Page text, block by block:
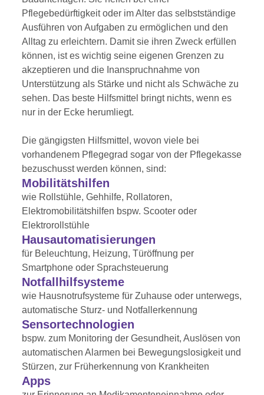
Pflegebedürftigkeit oder im Alter das selbstständige
Ausführen von Aufgaben zu ermöglichen und den
Alltag zu erleichtern. Damit sie ihren Zweck erfüllen
können, ist es wichtig seine eigenen Grenzen zu
akzeptieren und die Inanspruchnahme von
Unterstützung als Stärke und nicht als Schwäche zu
sehen. Das beste Hilfsmittel bringt nichts, wenn es
nur in der Ecke herumliegt.
Die gängigsten Hilfsmittel, wovon viele bei
vorhandenem Pflegegrad sogar von der Pflegekasse
bezuschusst werden können, sind:
Mobilitätshilfen
wie Rollstühle, Gehhilfe, Rollatoren,
Elektromobilitätshilfen bspw. Scooter oder
Elektrorollstühle
Hausautomatisierungen
für Beleuchtung, Heizung, Türöffnung per
Smartphone oder Sprachsteuerung
Notfallhilfsysteme
wie Hausnotrufsysteme für Zuhause oder unterwegs,
automatische Sturz- und Notfallerkennung
Sensortechnologien
bspw. zum Monitoring der Gesundheit, Auslösen von
automatischen Alarmen bei Bewegungslosigkeit und
Stürzen, zur Früherkennung von Krankheiten
Apps